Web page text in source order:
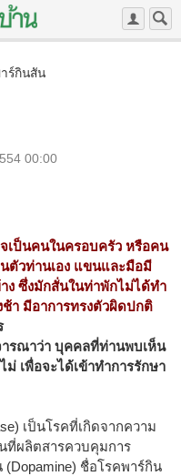
ร์กินสัน
00:00
เป็นคนในครอบครัว หรือคน
ตัวท่านเอง แขนและมือมี
ง ซึ่งมักสั่นในท่าพักไม่ได้ทำ
ช้า มีอาการทรงตัวผิดปกติ
รณาว่า บุคคลที่ท่านพบเห็น
เพื่อจะได้เข้าทำการรักษา
เป็นโรคที่เกิดจากความ
ที่ผลิตสารควบคุมการ
(Dopamine) ชื่อโรคพาร์กิน